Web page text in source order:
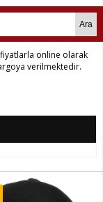
online olarak
verilmektedir.